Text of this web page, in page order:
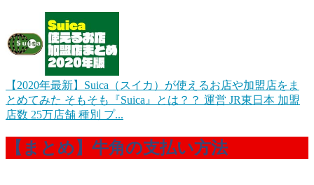
【2020年最新】Suica（スイカ）が使えるお店や加盟店をま
とめてみた そもそも『Suica』とは？？ 運営 JR東日本 加盟
店数 25万店舗 種別 プ...
【まとめ】牛角の支払い方法